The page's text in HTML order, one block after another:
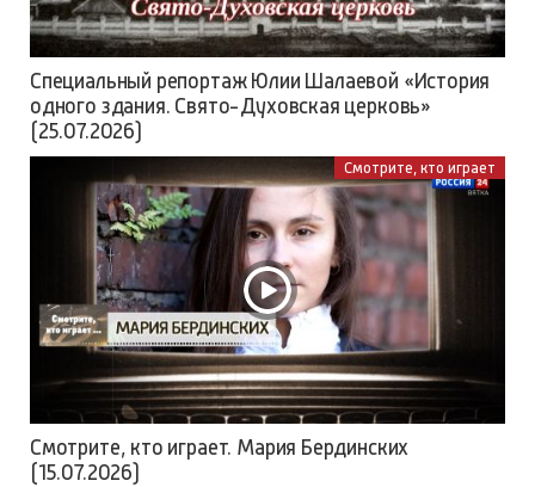
Специальный репортаж Юлии Шалаевой «История
одного здания. Свято-Духовская церковь»
(25.07.2026)
Смотрите, кто играет
Смотрите, кто играет. Мария Бердинских
(15.07.2026)